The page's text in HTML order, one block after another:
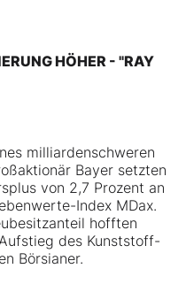
HÖHER - "RAY
milliardenschweren
Bayer setzten
von 2,7 Prozent an
Index MDax.
hofften
des Kunststoff-
Börsianer.